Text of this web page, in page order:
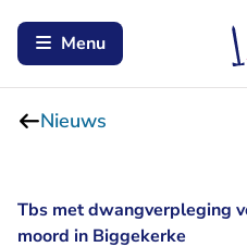
Menu
Nieuws
Tbs met dwangverpleging
moord in Biggekerke